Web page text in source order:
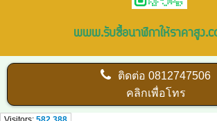
www.รับซื้อนาฬิกาให้ราคาสูง
ติดต่อ0812747506
คลิกเพื่อโทร